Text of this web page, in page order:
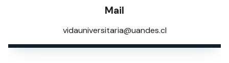
Mail
vidauniversitaria@uandes.cl